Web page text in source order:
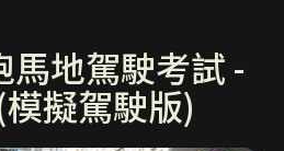
馬地駕駛考試 -
擬駕駛版)